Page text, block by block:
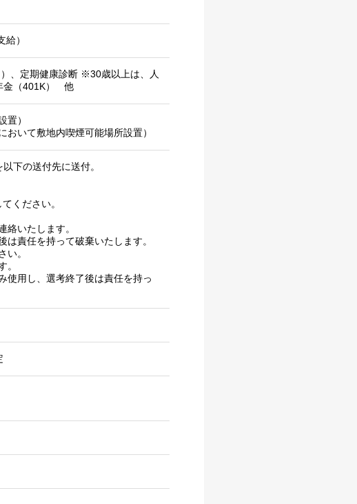
）
、定期健康診断 ※30歳以上は、人
金（401K） 他
置）
いて敷地内喫煙可能場所設置）
下の送付先に送付。
ください。
いたします。
責任を持って破棄いたします。
い。
。
使用し、選考終了後は責任を持っ